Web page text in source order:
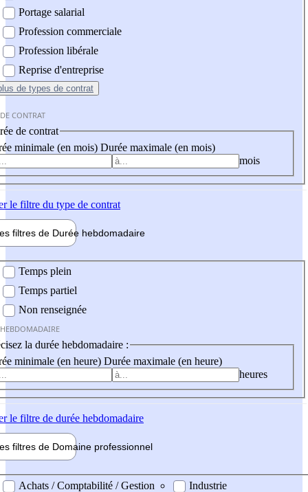
Portage salarial
Profession commerciale
Profession libérale
Reprise d'entreprise
de types de contrat
CONTRAT
de contrat
minimale (en mois) Durée maximale (en mois)
mois
le filtre du type de contrat
filtres de Durée hebdomadaire
Temps plein
Temps partiel
Non renseignée
la durée hebdomadaire :
minimale (en heure) Durée maximale (en heure)
heures
le filtre de durée hebdomadaire
filtres de Domaine professionnel
professionel
Achats / Comptabilité / Gestion
Industrie